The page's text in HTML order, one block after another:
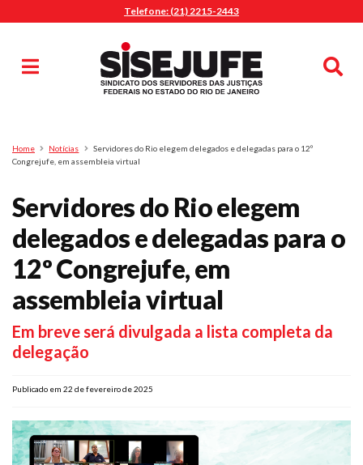
Telefone: (21) 2215-2443
Pesquisa
Home Notícias
Servidores do Rio elegem delegados e delegadas para o 12º
Congrejufe, em assembleia virtual
Servidores do Rio elegem
delegados e delegadas para o
12º Congrejufe, em
assembleia virtual
Em breve será divulgada a lista completa da
delegação
Publicado em 22 de fevereiro de 2025
MENU
Sindicalize-se
Jurídico
O Sindicato
Agenda
Casa do Alto
Sede Campestre
Nossos Convênios
Gympass Wellhub
Seguro Auto
Pós-graduação
FacebookInstagramTwitter Youtube